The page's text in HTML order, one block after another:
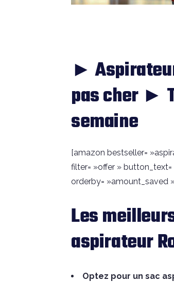
►
pas cher ►
semaine
[amazon bestseller=
filter= »offer » button_text=
orderby= »amount_saved
Les
aspirateur
Optez pour un sac